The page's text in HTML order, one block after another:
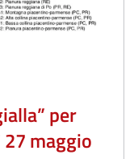
per
maggio